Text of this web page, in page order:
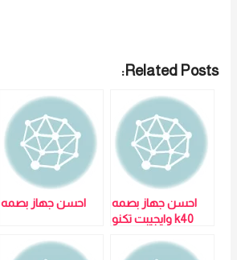
Related Posts:
احسن جهاز بصمه
k40 وايجيبت تكنو
احسن جهاز بصمه